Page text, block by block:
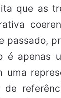
que as
passado,
é apenas
uma
de